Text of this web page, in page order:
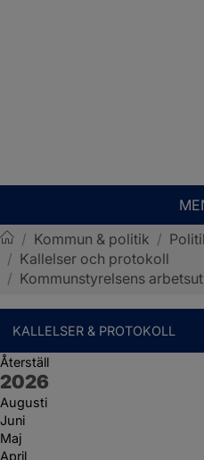
Sotenäs kommun
/ Kommun & politik /
/ Kallelser och protokoll
/ Kommunstyrelsens
KALLELSER & PROTOKOLL
Återställ
År:
2026
Augusti
Juni
Maj
April